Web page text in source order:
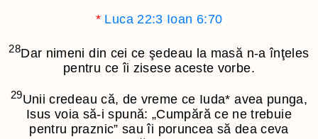
* Luca 22:3 Ioan 6:70
28Dar nimeni din cei ce şedeau la masă n-a înţeles
pentru ce îi zisese aceste vorbe.
29Unii credeau că, de vreme ce Iuda* avea punga,
Isus voia să-i spună: „Cumpără ce ne trebuie
pentru praznic” sau îi poruncea să dea ceva